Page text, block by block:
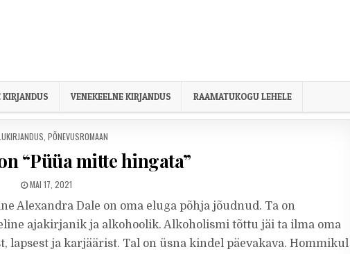
VENEKEELNE KIRJANDUS RAAMATUKOGU LEHELE
IN ,PÕNEVUSROMAAN
“Püüa mitte hingata”
PUBLISHED DATE:
MAI 17, 2021
Alexandra Dale on oma eluga põhja jõudnud. Ta on
ajakirjanik ja alkohoolik. Alkoholismi tõttu jäi ta ilma oma
lapsest ja karjäärist. Tal on üsna kindel päevakava. Hommikul